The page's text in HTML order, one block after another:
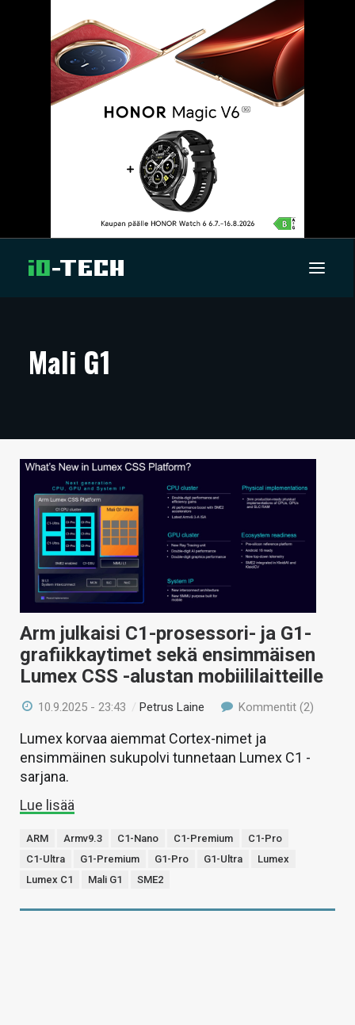
ARTIKKELIT
TECHBBS
TIETOA
HINTA.FI
KAUPPA
VAIHDA TEEMA
HAKU
Mali G1
Arm julkaisi C1-prosessori- ja G1-
grafiikkaytimet sekä ensimmäisen
Lumex CSS -alustan mobiililaitteille
10.9.2025 - 23:43 /Petrus Laine Kommentit (2)
Lumex korvaa aiemmat Cortex-nimet ja
ensimmäinen sukupolvi tunnetaan Lumex C1 -
sarjana.
Lue lisää
ARM Armv9.3 C1-Nano C1-Premium
C1-Pro
C1-Ultra
G1-Premium G1-Pro G1-Ultra
Lumex
Lumex C1
Mali G1 SME2